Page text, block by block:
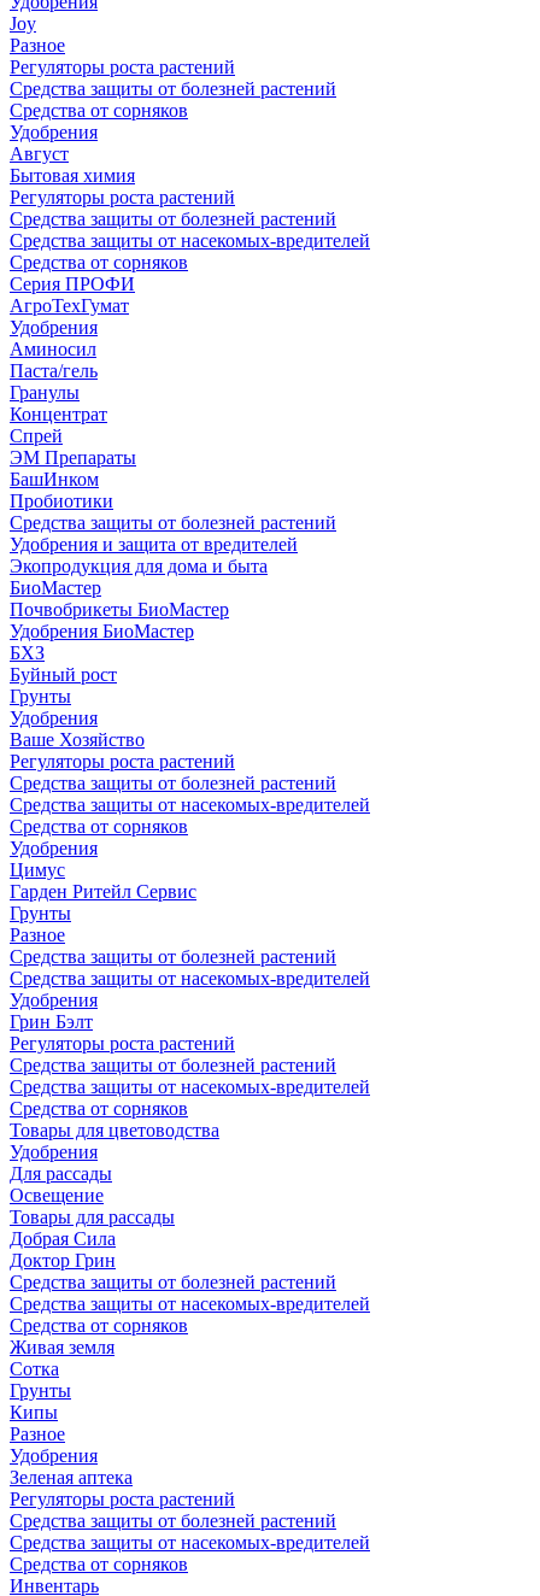
Joy
Разное
Регуляторы роста растений
Средства защиты от болезней растений
Средства от сорняков
Удобрения
Август
Бытовая химия
Регуляторы роста растений
Средства защиты от болезней растений
Средства защиты от насекомых-вредителей
Средства от сорняков
Серия ПРОФИ
АгроТехГумат
Удобрения
Аминосил
Паста/гель
Гранулы
Концентрат
Спрей
ЭМ Препараты
БашИнком
Пробиотики
Средства защиты от болезней растений
Удобрения и защита от вредителей
Экопродукция для дома и быта
БиоМастер
Почвобрикеты БиоМастер
Удобрения БиоМастер
БХЗ
Буйный рост
Грунты
Удобрения
Ваше Хозяйство
Регуляторы роста растений
Средства защиты от болезней растений
Средства защиты от насекомых-вредителей
Средства от сорняков
Удобрения
Цимус
Гарден Ритейл Сервис
Грунты
Разное
Средства защиты от болезней растений
Средства защиты от насекомых-вредителей
Удобрения
Грин Бэлт
Регуляторы роста растений
Средства защиты от болезней растений
Средства защиты от насекомых-вредителей
Средства от сорняков
Товары для цветоводства
Удобрения
Для рассады
Освещение
Товары для рассады
Добрая Сила
Доктор Грин
Средства защиты от болезней растений
Средства защиты от насекомых-вредителей
Средства от сорняков
Живая земля
Сотка
Грунты
Кипы
Разное
Удобрения
Зеленая аптека
Регуляторы роста растений
Средства защиты от болезней растений
Средства защиты от насекомых-вредителей
Средства от сорняков
Инвентарь